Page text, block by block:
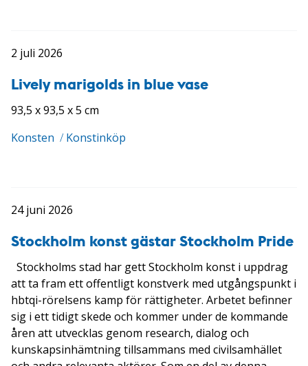
2 juli 2026
Lively marigolds in blue vase
93,5 x 93,5 x 5 cm
Konsten / Konstinköp
24 juni 2026
Stockholm konst gästar Stockholm Pride
Stockholms stad har gett Stockholm konst i uppdrag
att ta fram ett offentligt konstverk med utgångspunkt i
hbtqi-rörelsens kamp för rättigheter. Arbetet befinner
sig i ett tidigt skede och kommer under de kommande
åren att utvecklas genom research, dialog och
kunskapsinhämtning tillsammans med civilsamhället